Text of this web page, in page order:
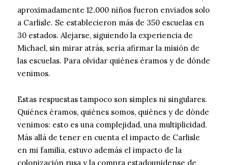
aproximadamente 12.000 niños fueron enviados solo
a Carlisle. Se establecieron más de 350 escuelas en
30 estados. Alejarse, siguiendo la experiencia de
Michael, sin mirar atrás, sería afirmar la misión de
las escuelas. Para olvidar quiénes éramos y de dónde
venimos.
Estas respuestas tampoco son simples ni singulares.
Quiénes éramos, quiénes somos, quiénes y de dónde
venimos: esto es una complejidad, una multiplicidad.
Más allá de tener en cuenta el impacto de Carlisle
en mi familia, estuvo además el impacto de la
colonización rusa y la compra estadounidense de